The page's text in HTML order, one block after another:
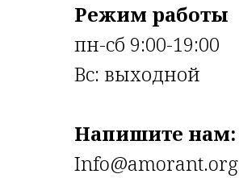
Режим работы
пн-сб 9:00-19:00
Вс: выходной
Напишите нам:
Info@amorant.org